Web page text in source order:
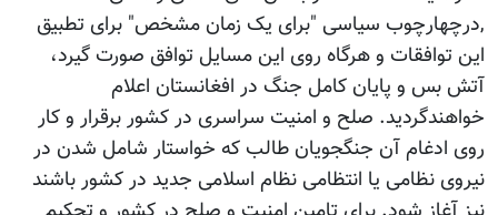
,درچهارچوب سیاسی "برای یک زمان مشخص" برای تطبیق
این توافقات و هرگاه روی این مسایل توافق صورت گیرد،
آتش بس و پایان کامل جنگ در افغانستان اعلام
خواهندگردید. صلح و امنیت سراسری در کشور برقرار و کار
روی ادغام آن جنگجویان طالب که خواستار شامل شدن در
نیروی نظامی یا انتظامی نظام اسلامی جدید در کشور باشند